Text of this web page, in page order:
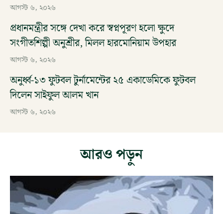
আগস্ট ৬, ২০২৬
প্রধানমন্ত্রীর সঙ্গে দেখা করে স্বপ্নপূরণ হলো ক্ষুদে
সংগীতশিল্পী অনুশ্রীর, মিলল হারমোনিয়াম উপহার
আগস্ট ৬, ২০২৬
অনুর্ধ্ব-১৩ ফুটবল টুর্নামেন্টের ২৫ একাডেমিকে ফুটবল
দিলেন সাইফুল আলম খান
আগস্ট ৬, ২০২৬
আরও পড়ুন